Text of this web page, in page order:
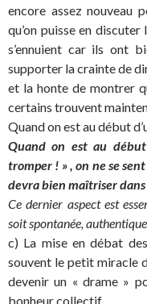
encore assez nouveau
qu’on puisse en
s’ennuient car ils ont
supporter la crainte de
et la honte de montrer
certains trouvent
Quand on est au début
Quand on est au
tromper ! » , on ne se
devra bien maîtriser
Ce dernier aspect est
soit spontanée,
c) La mise en débat
souvent le petit miracle
devenir un « drame »
bonheur collectif.